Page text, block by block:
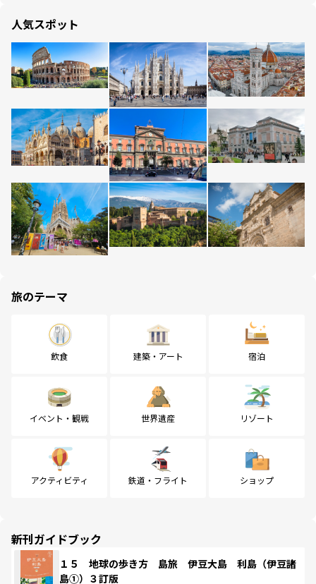
人気スポット
旅のテーマ
飲食 建築・アート 宿泊
イベント・観戦 世界遺産 リゾート
アクティビティ 鉄道・フライト ショップ
新刊ガイドブック
１５ 地球の歩き方 島旅 伊豆大島 利島（伊豆諸
島①）３訂版